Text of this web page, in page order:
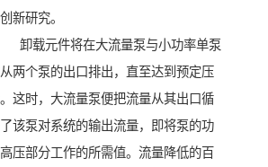
新研究。
元件将在大流量泵与小功率单泵
两个泵的出口排出，直至达到预定压
这时，大流量泵便把流量从其出口循
该泵对系统的输出流量，即将泵的功
压部分工作的所需值。流量降低的百